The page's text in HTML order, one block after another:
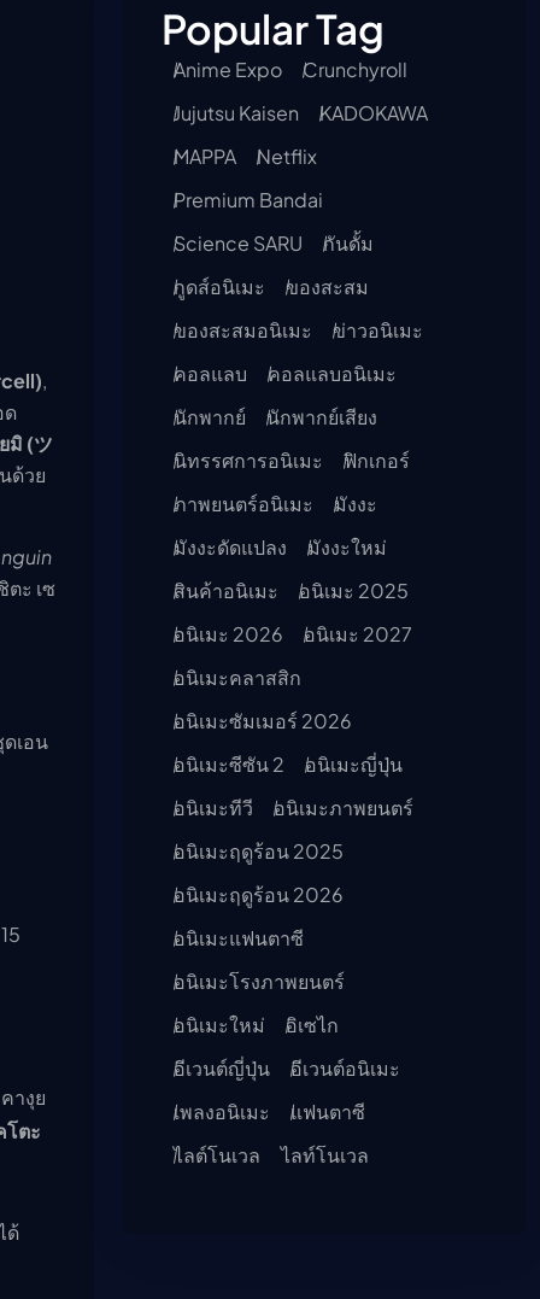
,
ด
มิ (ツ
ด้วย
ะ เซ
เอน
างุย
โตะ
ด้
Popular Tag
Anime Expo
Crunchyroll
Jujutsu Kaisen
KADOKAWA
MAPPA
Netflix
Premium Bandai
Science SARU
กันดั้ม
กูดส์อนิเมะ
ของสะสม
ของสะสมอนิเมะ
ข่าวอนิเมะ
คอลแลบ
คอลแลบอนิเมะ
นักพากย์
นักพากย์เสียง
นิทรรศการอนิเมะ
ฟิกเกอร์
ภาพยนตร์อนิเมะ
มังงะ
มังงะดัดแปลง
มังงะใหม่
สินค้าอนิเมะ
อนิเมะ 2025
อนิเมะ 2026
อนิเมะ 2027
อนิเมะคลาสสิก
อนิเมะซัมเมอร์ 2026
อนิเมะซีซัน 2
อนิเมะญี่ปุ่น
อนิเมะทีวี
อนิเมะภาพยนตร์
อนิเมะฤดูร้อน 2025
อนิเมะฤดูร้อน 2026
อนิเมะแฟนตาซี
อนิเมะโรงภาพยนตร์
อนิเมะใหม่
อิเซไก
อีเวนต์ญี่ปุ่น
อีเวนต์อนิเมะ
เพลงอนิเมะ
แฟนตาซี
ไลต์โนเวล
ไลท์โนเวล